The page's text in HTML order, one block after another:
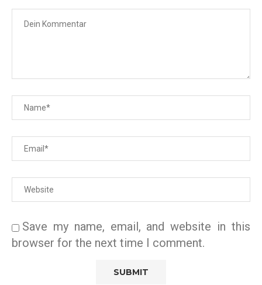
Save my name, email, and website in this
browser for the next time I comment.